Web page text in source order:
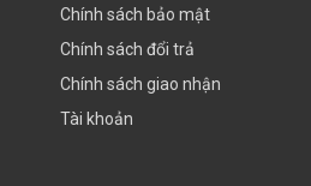
Chính sách bảo mật
Chính sách đổi trả
Chính sách giao nhận
Tài khoản